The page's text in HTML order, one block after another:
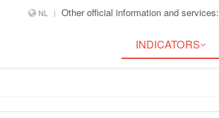
NL Other official information and services:
INDICATORS